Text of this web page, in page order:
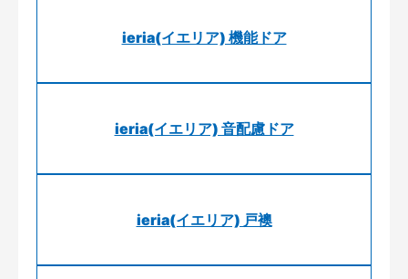
ieria(イエリア) 機能ドア
ieria(イエリア) 音配慮ドア
ieria(イエリア) 戸襖